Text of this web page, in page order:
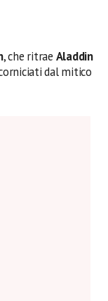
, che ritrae Aladdin
dal mitico